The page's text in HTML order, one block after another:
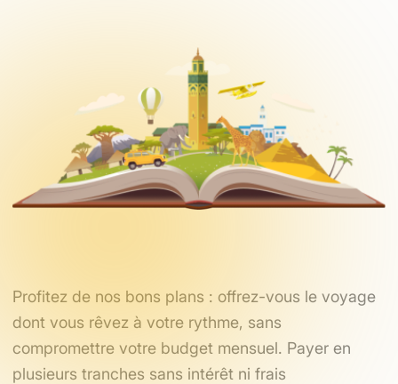
Profitez de nos bons plans : offrez-vous le voyage
dont vous rêvez à votre rythme, sans
compromettre votre budget mensuel. Payer en
plusieurs tranches sans intérêt ni frais